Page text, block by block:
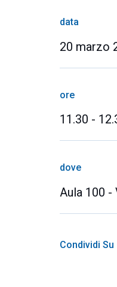
data
20 marzo
ore
11.30 -
dove
Aula 100 -
Condividi Su